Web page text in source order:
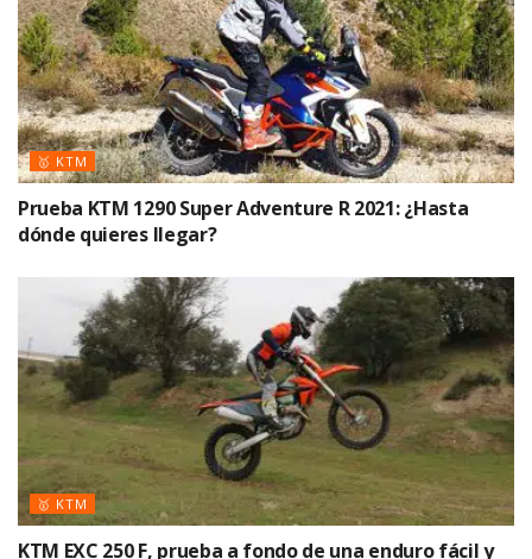
🥇 KTM
Prueba KTM 1290 Super Adventure R 2021: ¿Hasta
dónde quieres llegar?
🥇 KTM
KTM EXC 250 F, prueba a fondo de una enduro fácil y